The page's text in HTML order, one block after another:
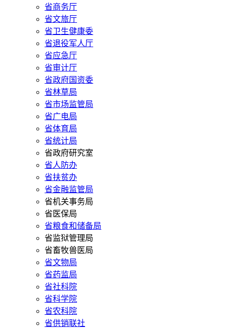
省商务厅
省文旅厅
省卫生健康委
省退役军人厅
省应急厅
省审计厅
省政府国资委
省林草局
省市场监管局
省广电局
省体育局
省统计局
省政府研究室
省人防办
省扶贫办
省金融监管局
省机关事务局
省医保局
省粮食和储备局
省监狱管理局
省畜牧兽医局
省文物局
省药监局
省社科院
省科学院
省农科院
省供销联社